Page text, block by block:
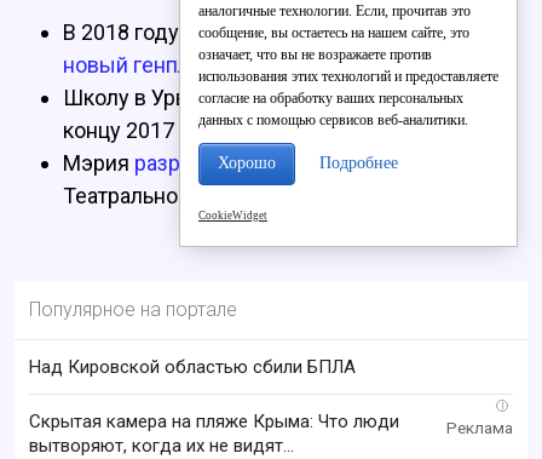
В 2018 году в Кирове начнут разрабатывать
новый генплансроком на 20 лет
Школу в Урванцевообещают построить
концу 2017 года
Мэрия разработалановый проект сцены на
Театральной площади
Популярное на портале
Над Кировской областью сбили БПЛА
i
Скрытая камера на пляже Крыма: Что люди
вытворяют, когда их не видят...
аналогичные технологии. Если, прочитав это
сообщение, вы остаетесь на нашем сайте, это
означает, что вы не возражаете против
использования этих технологий и предоставляете
согласие на обработку ваших персональных
данных с помощью сервисов веб-аналитики.
Хорошо Подробнее
CookieWidget